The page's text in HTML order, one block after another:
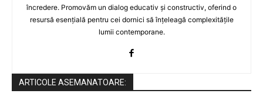
încredere. Promovăm un dialog educativ și constructiv, oferind o
resursă esențială pentru cei dornici să înțeleagă complexitățile
lumii contemporane.
ARTICOLE ASEMANATOARE: